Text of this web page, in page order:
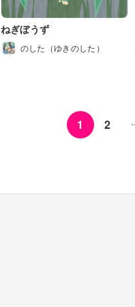
ねぎぼうず
のした（ゆきのした）
1 2